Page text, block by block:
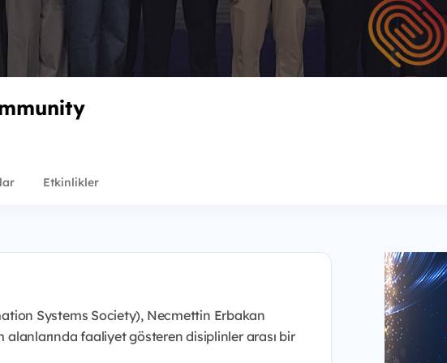
Etkinlikler
Systems Society), Necmettin Erbakan
faaliyet gösteren disiplinler arası bir